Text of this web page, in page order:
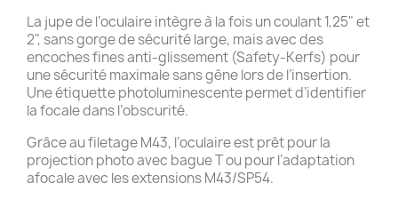
La jupe de l’oculaire intègre à la fois un coulant 1,25" et
2", sans gorge de sécurité large, mais avec des
encoches fines anti-glissement (Safety-Kerfs) pour
une sécurité maximale sans gêne lors de l’insertion.
Une étiquette photoluminescente permet d’identifier
la focale dans l’obscurité.
Grâce au filetage M43, l’oculaire est prêt pour la
projection photo avec bague T ou pour l’adaptation
afocale avec les extensions M43/SP54.